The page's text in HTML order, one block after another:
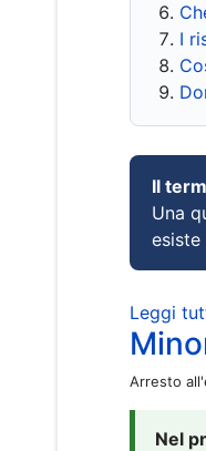
I
Il
Una
esiste
Leggi
Arresto
Nel